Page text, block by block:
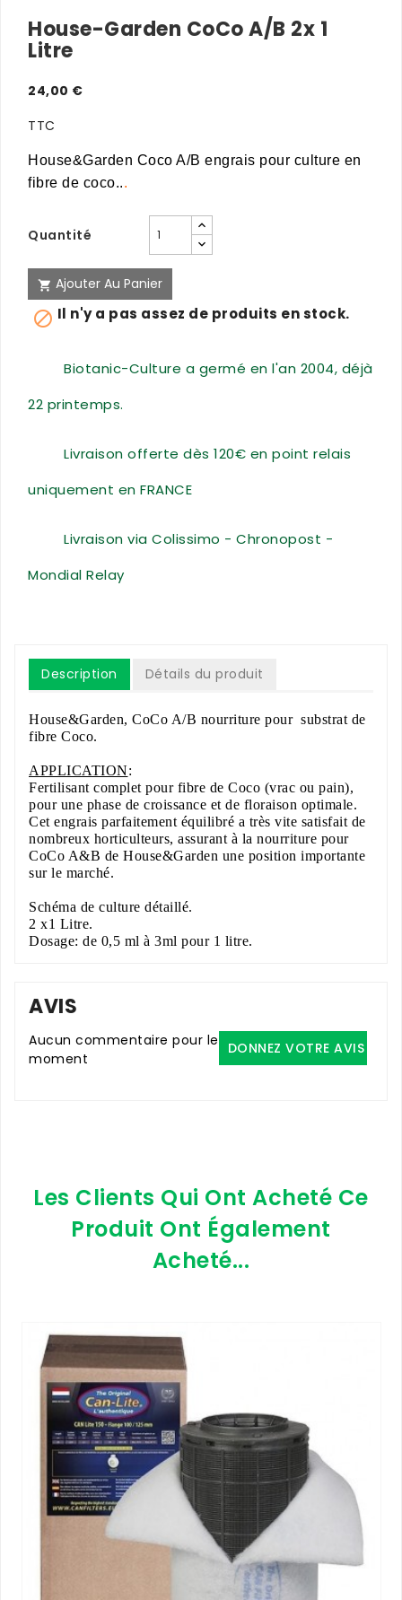
House-Garden CoCo A/B 2x 1
Litre
24,00 €
TTC
House&Garden Coco A/B engrais pour culture en
fibre de coco...
Quantité
 Ajouter Au Panier
 Il n'y a pas assez de produits en stock.
Biotanic-Culture a germé en l'an 2004, déjà
22 printemps.
Livraison offerte dès 120€ en point relais
uniquement en FRANCE
Livraison via Colissimo - Chronopost -
Mondial Relay
Description Détails du produit
House&Garden, CoCo A/B nourriture pour substrat de
fibre Coco.
APPLICATION:
Fertilisant complet pour fibre de Coco (vrac ou pain),
pour une phase de croissance et de floraison optimale.
Cet engrais parfaitement équilibré a très vite satisfait de
nombreux horticulteurs, assurant à la nourriture pour
CoCo A&B de House&Garden une position importante
sur le marché.
Schéma de culture détaillé.
2 x1 Litre.
Dosage: de 0,5 ml à 3ml pour 1 litre.
AVIS
DONNEZ VOTRE AVIS
Aucun commentaire pour le
moment
Les Clients Qui Ont Acheté Ce
Produit Ont Également
Acheté...